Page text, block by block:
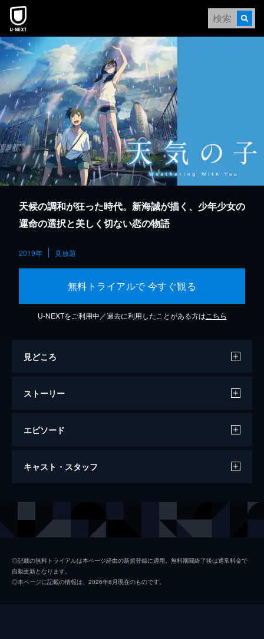
本文へスキップ
天候の調和が狂った時代。新海誠が描く、少年少女の
運命の選択と美しく切ない恋の物語
2019年 見放題
無料トライアルで 今すぐ観る
U-NEXTをご利用中／過去に利用したことがある方は こちら
見どころ
ストーリー
エピソード
天気の子
キャスト・スタッフ
天野陽菜 森七菜
◎記載の無料トライアルは本ページ経由の新規登録に適用。無料期間終了後は通常料金で
自動更新となります。
◎本ページに記載の情報は、2026年8月現在のものです。